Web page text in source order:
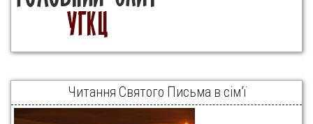
Читання Святого Письма в сім’ї